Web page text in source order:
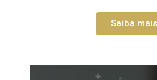
Saiba mais